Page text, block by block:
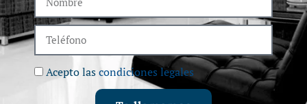
Acepto lascondiciones legales